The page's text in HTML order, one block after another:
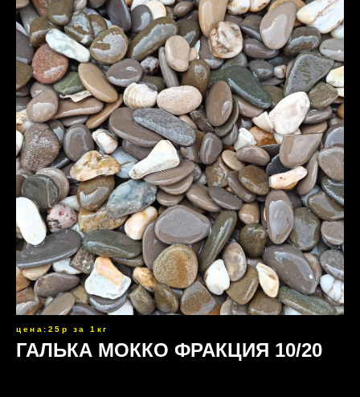
цена:25р за 1кг
ГАЛЬКА МОККО ФРАКЦИЯ 10/20